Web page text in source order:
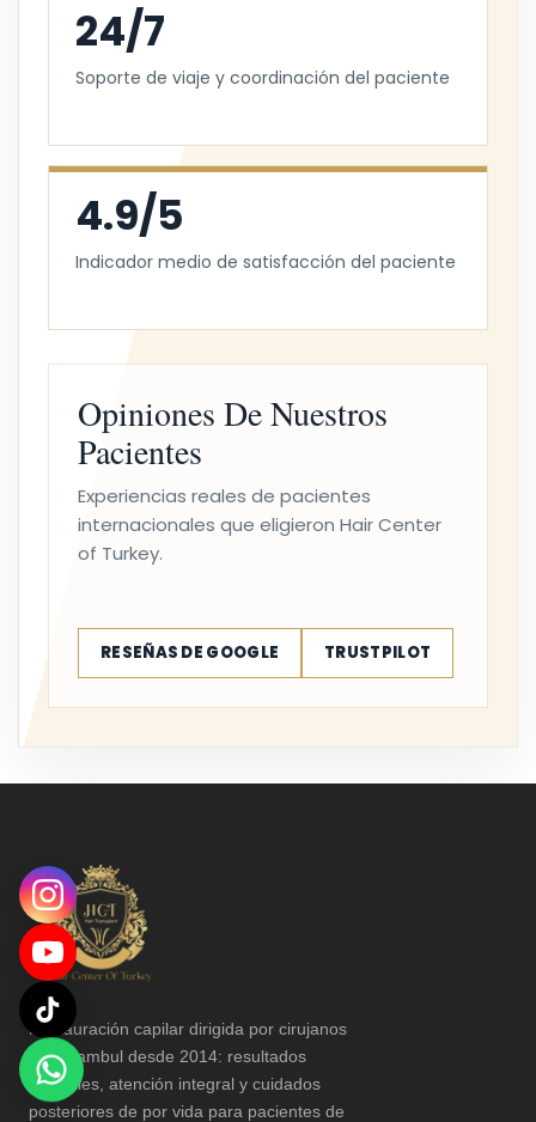
24/7
Soporte de viaje y coordinación del paciente
4.9/5
Indicador medio de satisfacción del paciente
Opiniones De Nuestros
Pacientes
Experiencias reales de pacientes
internacionales que eligieron Hair Center
of Turkey.
RESEÑAS DE GOOGLE TRUSTPILOT
Restauración capilar dirigida por cirujanos
en Estambul desde 2014: resultados
naturales, atención integral y cuidados
posteriores de por vida para pacientes de